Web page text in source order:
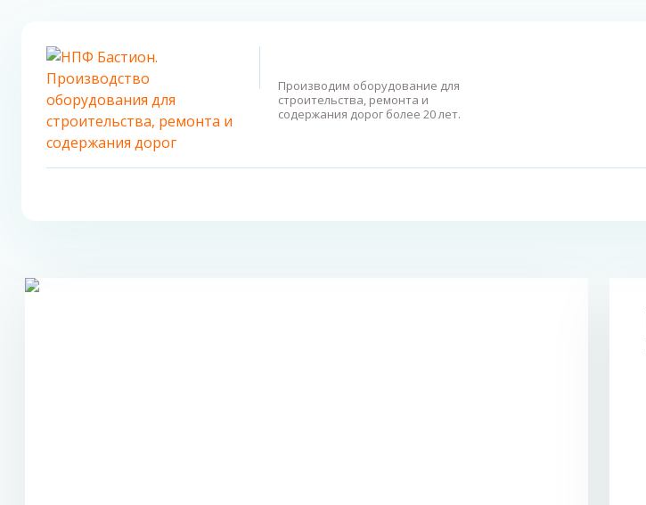
Производим оборудование для
строительства, ремонта и
содержания дорог более 20 лет.